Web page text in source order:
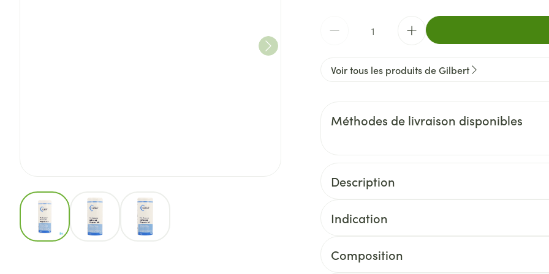
View larger imageView larger imageView larger image
Voir tous les produits de Gilbert
Méthodes de livraison disponibles
Description
apaisant, l'humidité est absorbée. Le Talc
Indication
Composition